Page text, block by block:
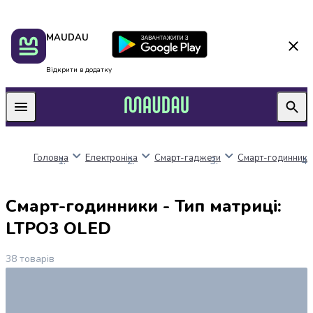
школяра
Оплата
нацкешбек
Алкоголь
вина
Міцний
алкоголь
і
Дніпро
Одеса
Львів
Харків
MAUDAU
Відкрити в додатку
Головна Електроніка Смарт-гаджети Смарт-годинники
Смарт-годинники - Тип матриці:
LTPO3 OLED
38 товарів